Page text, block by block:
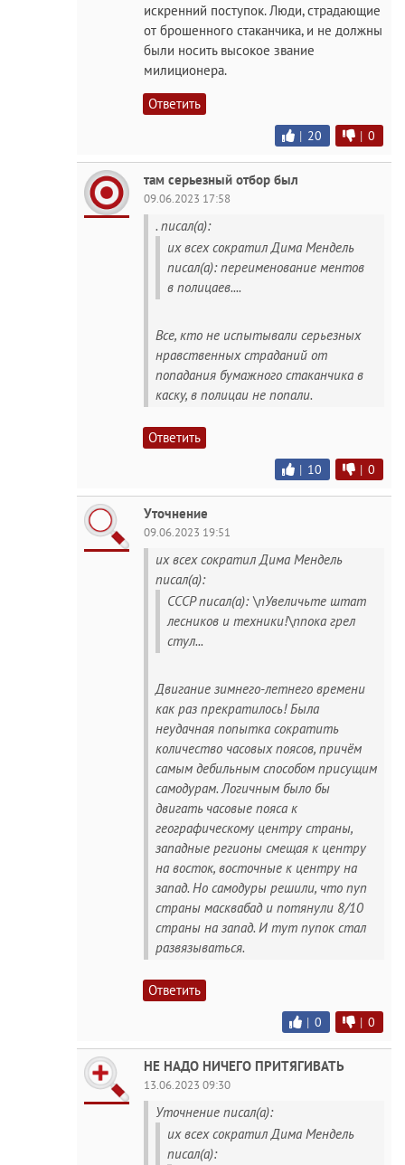
искренний поступок. Люди, страдающие
от брошенного стаканчика, и не должны
были носить высокое звание
милиционера.
Ответить
| 20 | 0
там серьезный отбор был
09.06.2023 17:58
. писал(а):
их всех сократил Дима Мендель
писал(а): переименование ментов
в полицаев....
Все, кто не испытывали серьезных
нравственных страданий от
попадания бумажного стаканчика в
каску, в полицаи не попали.
Ответить
| 10 | 0
Уточнение
09.06.2023 19:51
их всех сократил Дима Мендель
писал(а):
СССР писал(а): \nУвеличьте штат
лесников и техники!\nпока грел
стул...
Двигание зимнего-летнего времени
как раз прекратилось! Была
неудачная попытка сократить
количество часовых поясов, причём
самым дебильным способом присущим
самодурам. Логичным было бы
двигать часовые пояса к
географическому центру страны,
западные регионы смещая к центру
на восток, восточные к центру на
запад. Но самодуры решили, что пуп
страны масквабад и потянули 8/10
страны на запад. И тут пупок стал
развязываться.
Ответить
| 0 | 0
НЕ НАДО НИЧЕГО ПРИТЯГИВАТЬ
13.06.2023 09:30
Уточнение писал(а):
их всех сократил Дима Мендель
писал(а):